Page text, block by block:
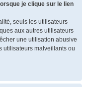
je clique sur le lien
seuls les utilisateurs
aux autres utilisateurs
une utilisation abusive
utilisateurs malveillants ou